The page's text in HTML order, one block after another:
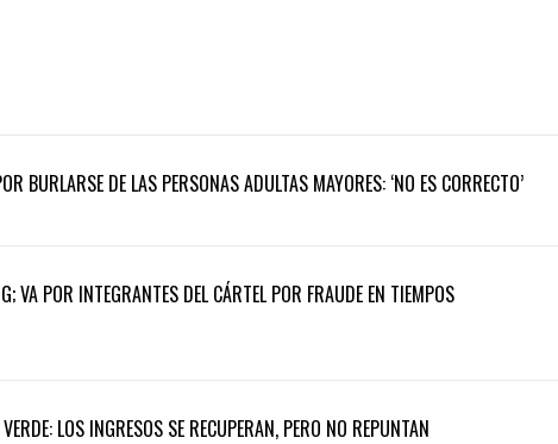
BURLARSE DE LAS PERSONAS ADULTAS MAYORES: ‘NO ES CORRECTO’
VA POR INTEGRANTES DEL CÁRTEL POR FRAUDE EN TIEMPOS
LOS INGRESOS SE RECUPERAN, PERO NO REPUNTAN